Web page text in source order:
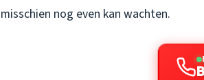
misschien nog even kan wachten.